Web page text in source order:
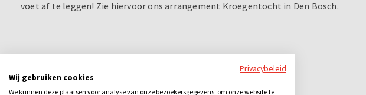
voet af te leggen! Zie hiervoor ons arrangement Kroegentocht in Den Bosch.
Privacybeleid
Wij gebruiken cookies
We kunnen deze plaatsen voor analyse van onze bezoekersgegevens, om onze website te